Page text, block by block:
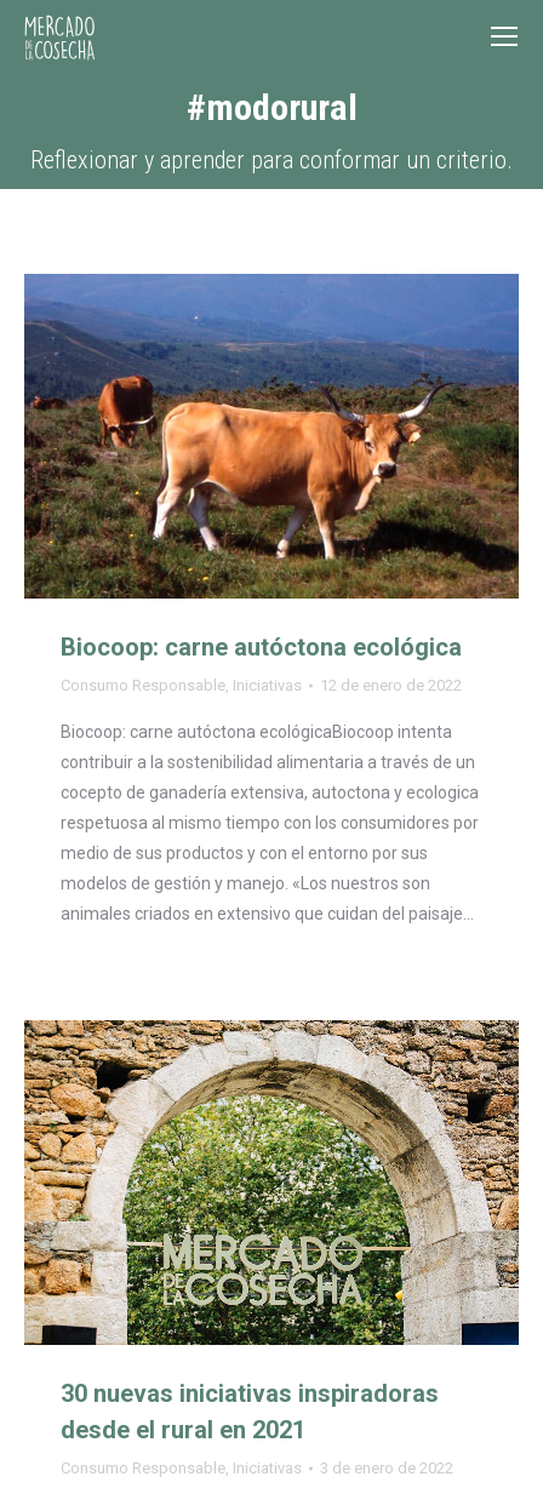
#modorural
Reflexionar y aprender para conformar un criterio.
Biocoop: carne autóctona ecológica
Consumo Responsable, Iniciativas 12 de enero de 2022
Biocoop: carne autóctona ecológicaBiocoop intenta
contribuir a la sostenibilidad alimentaria a través de un
cocepto de ganadería extensiva, autoctona y ecologica
respetuosa al mismo tiempo con los consumidores por
medio de sus productos y con el entorno por sus
modelos de gestión y manejo. «Los nuestros son
animales criados en extensivo que cuidan del paisaje…
30 nuevas iniciativas inspiradoras
desde el rural en 2021
Consumo Responsable, Iniciativas 3 de enero de 2022